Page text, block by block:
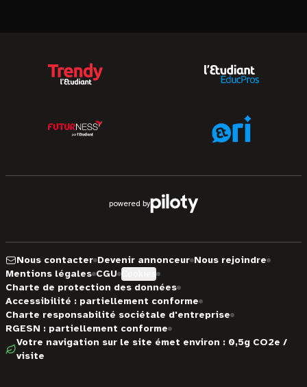
powered by
Nous contacter Devenir annonceur Nous rejoindre
Mentions légales CGU
Charte de protection des données
Accessibilité : partiellement conforme
Charte responsabilité sociétale d'entreprise
RGESN : partiellement conforme
Votre navigation sur le site émet environ : 0,5g CO2e /
visite